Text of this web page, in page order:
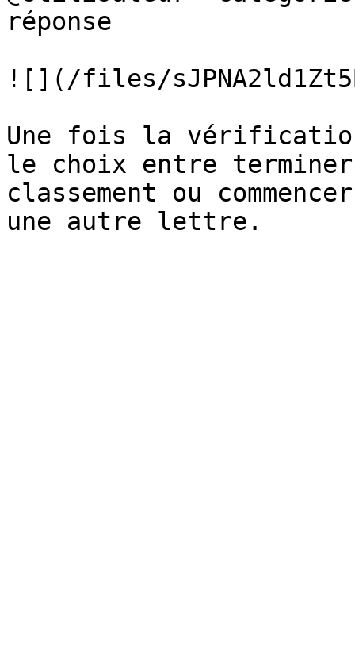
réponse
![](/files/
Une fois la
le choix entre
classement ou